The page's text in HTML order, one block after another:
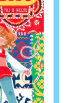
журнал" в